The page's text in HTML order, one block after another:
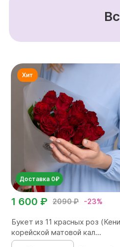
Доставка 0₽
2090 ₽ -23%
1 600 ₽
Букет из 11 красных роз
корейской матовой кал...